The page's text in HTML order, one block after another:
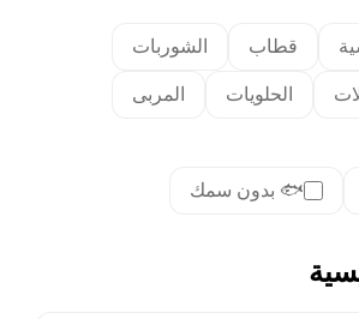
قطاب الشوربات
الحلويات المربى
🐟 بدون سمك